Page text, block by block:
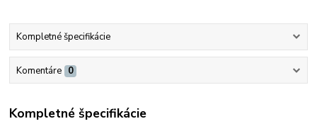
Kompletné špecifikácie
Komentáre 0
Kompletné špecifikácie